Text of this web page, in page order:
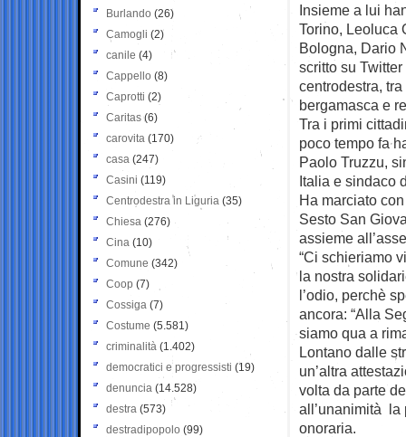
Insieme a lui
Torino, Leoluca
Bologna, Dario
scritto su
centrodestra,
bergamasca e
Tra i primi
poco tempo fa
Paolo Truzzu,
Italia e sindaco
Ha marciato
Sesto San
assieme
“Ci schieriamo
la nostra
l’odio, perchè
ancora: “Alla
siamo qua a
Lontano dalle
un’altra
volta da parte
all’unanimità la
onoraria.
Burlando (26)
Camogli (2)
canile (4)
Cappello (8)
Caprotti (2)
Caritas (6)
carovita (170)
casa (247)
Casini (119)
Centrodestra in Liguria (35)
Chiesa (276)
Cina (10)
Comune (342)
Coop (7)
Cossiga (7)
Costume (5.581)
criminalità (1.402)
democratici e progressisti (19)
denuncia (14.528)
destra (573)
destradipopolo (99)